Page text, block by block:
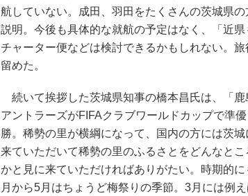
航していない。成田、羽田をたくさんの茨城県
説明。今後も具体的な就航の予定はなく、「近
チャーター便などは検討できるかもしれない。
留めた。
続いて挨拶した茨城県知事の橋本昌氏は、「鹿
アントラーズがFIFAクラブワールドカップで準優
勝。稀勢の里が横綱になって、国内の方には茨城
来ていただいて稀勢の里のふるさとをどんなとこ
かと見に来ていただければありがたい。時期的に
月から5月はちょうど梅祭りの季節。3月には例